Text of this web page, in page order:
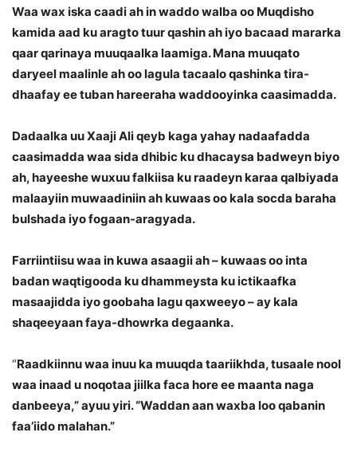
Waa wax iska caadi ah in waddo walba oo Muqdisho
kamida aad ku aragto tuur qashin ah iyo bacaad mararka
qaar qarinaya muuqaalka laamiga. Mana muuqato
daryeel maalinle ah oo lagula tacaalo qashinka tira-
dhaafay ee tuban hareeraha waddooyinka caasimadda.
Dadaalka uu Xaaji Ali qeyb kaga yahay nadaafadda
caasimadda waa sida dhibic ku dhacaysa badweyn biyo
ah, hayeeshe wuxuu falkiisa ku raadeyn karaa qalbiyada
malaayiin muwaadiniin ah kuwaas oo kala socda baraha
bulshada iyo fogaan-aragyada.
Farriintiisu waa in kuwa asaagii ah – kuwaas oo inta
badan waqtigooda ku dhammeysta ku ictikaafka
masaajidda iyo goobaha lagu qaxweeyo – ay kala
shaqeeyaan faya-dhowrka degaanka.
“Raadkiinnu waa inuu ka muuqda taariikhda, tusaale nool
waa inaad u noqotaa jiilka faca hore ee maanta naga
danbeeya,” ayuu yiri. “Waddan aan waxba loo qabanin
faa’iido malahan.”